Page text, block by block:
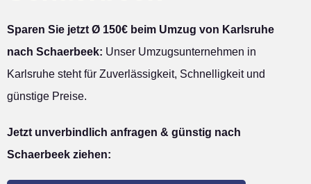
Sparen Sie jetzt Ø 150€ beim Umzug von Karlsruhe
nach Schaerbeek: Unser Umzugsunternehmen in
Karlsruhe steht für Zuverlässigkeit, Schnelligkeit und
günstige Preise.
Jetzt unverbindlich anfragen & günstig nach
Schaerbeek ziehen: